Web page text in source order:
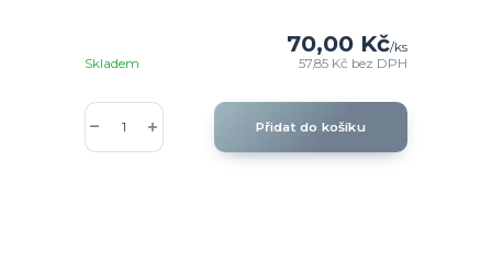
70,00 Kč/ks
57,85 Kč bez DPH
Skladem
Přidat do košíku